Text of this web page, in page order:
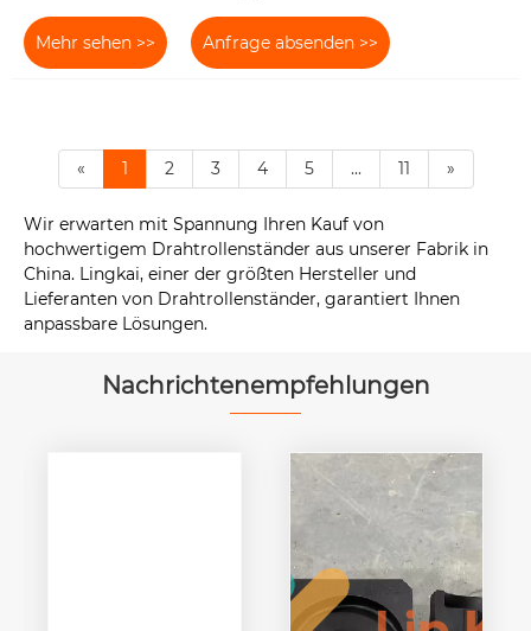
Mehr sehen >> Anfrage absenden >>
« 1 2 3 4 5 ... 11 »
Wir erwarten mit Spannung Ihren Kauf von
hochwertigem Drahtrollenständer aus unserer Fabrik in
China. Lingkai, einer der größten Hersteller und
Lieferanten von Drahtrollenständer, garantiert Ihnen
anpassbare Lösungen.
Nachrichtenempfehlungen